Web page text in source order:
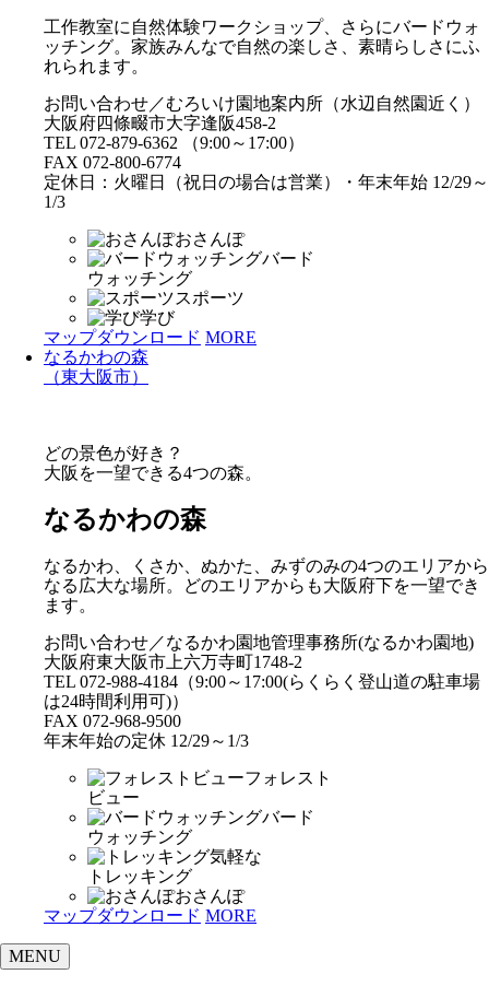
工作教室に自然体験ワークショップ、さらにバードウォ
ッチング。家族みんなで自然の楽しさ、素晴らしさにふ
れられます。
お問い合わせ／むろいけ園地案内所（水辺自然園近く）
大阪府四條畷市大字逢阪458-2
TEL 072-879-6362 （9:00～17:00）
FAX 072-800-6774
定休日：火曜日（祝日の場合は営業）・年末年始 12/29～
1/3
おさんぽ
バード
ウォッチング
スポーツ
学び
マップダウンロード MORE
なるかわの森
（東大阪市）
どの景色が好き？
大阪を一望できる4つの森。
なるかわの森
なるかわ、くさか、ぬかた、みずのみの4つのエリアから
なる広大な場所。どのエリアからも大阪府下を一望でき
ます。
お問い合わせ／なるかわ園地管理事務所(なるかわ園地)
大阪府東大阪市上六万寺町1748-2
TEL 072-988-4184（9:00～17:00(らくらく登山道の駐車場
は24時間利用可)）
FAX 072-968-9500
年末年始の定休 12/29～1/3
フォレスト
ビュー
バード
ウォッチング
気軽な
トレッキング
おさんぽ
マップダウンロード MORE
MENU